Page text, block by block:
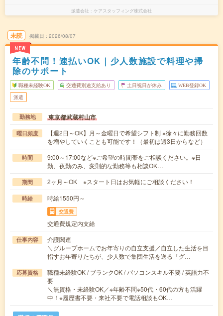
派遣会社 ケアスタッフィング株式会社
未読
NEW
掲載日 2026/08/07
年齢不問！速払いOK｜少人数施設で料理や掃
除のサポート
職種未経験OK 交通費別途支給あり 土日祝日が休み WEB登録OK
派遣
勤務地 東京都武蔵村山市
曜日頻度
【週2日～OK】月～金曜日で希望シフト制 ※徐々に勤務回数
を増やしていくことも可能です！（最初は週3日からなど）
時間
9:00～17:00など※ご希望の時間帯をご相談ください。※日
勤、夜勤のみ、変則的な勤務等も相談OK…
期間 2ヶ月～OK ※スタート日はお気軽にご相談ください！
時給 時給1550円～
交通費
交通費規定内支給
仕事内容
介護関連
＼グループホームでお年寄りの自立支援／自立した生活を目
指すお年寄りたちが、少人数で集団生活を送る「グ…
応募資格
職種未経験OK / ブランクOK / パソコンスキル不要 / 英語力不
要
＼無資格・未経験OK／※年齢不問※50代・60代の方も活躍
中！※履歴書不要・来社不要で電話相談もOK…